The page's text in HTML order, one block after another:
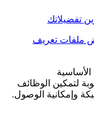
تفضيلاتك
ملفات تعريف
لتمكين الوظائف
وإمكانية الوصول.